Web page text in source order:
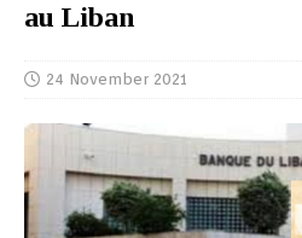
au Liban
24 November 2021